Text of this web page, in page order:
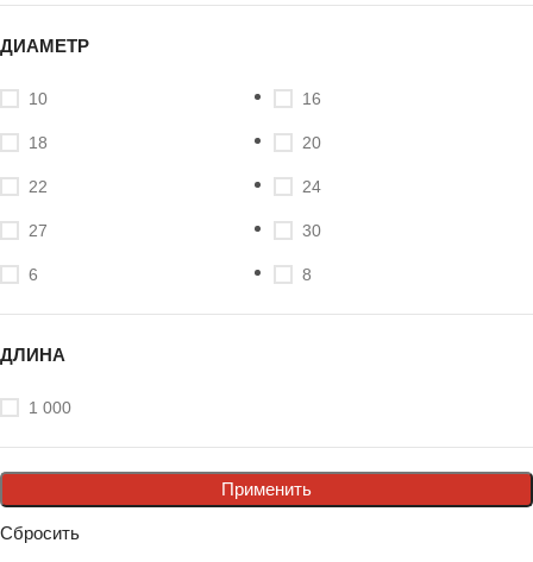
ДИАМЕТР
10 16
18 20
22 24
27 30
6 8
ДЛИНА
1 000
Применить
Сбросить